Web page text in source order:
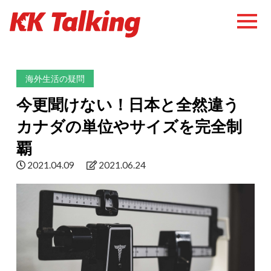
海外生活の疑問
今更聞けない！日本と全然違う
カナダの単位やサイズを完全制
覇
2021.04.09 2021.06.24